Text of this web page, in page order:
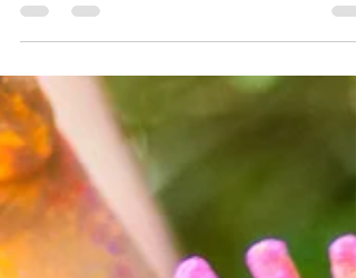
je m’amuse à jouer avec.